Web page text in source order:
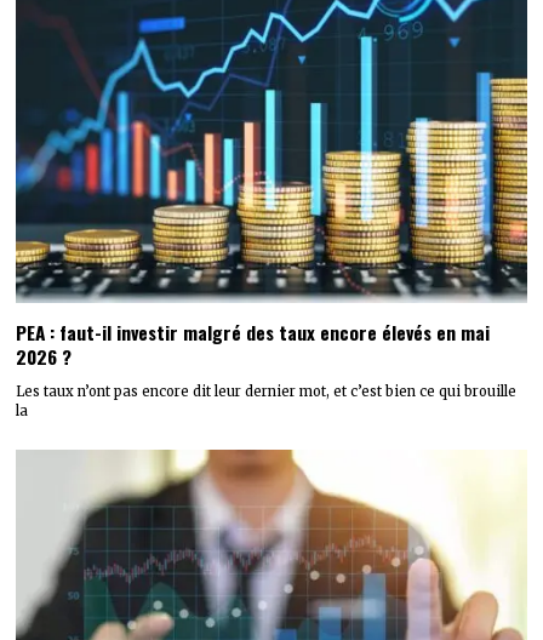
PEA : faut-il investir malgré des taux encore élevés en mai
2026 ?
Les taux n’ont pas encore dit leur dernier mot, et c’est bien ce qui brouille
la